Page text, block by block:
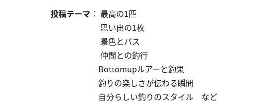
投稿テーマ ： 最高の1匹
思い出の1枚
景色とバス
仲間との釣行
Bottomupルアーと釣果
釣りの楽しさが伝わる瞬間
自分らしい釣りのスタイル など